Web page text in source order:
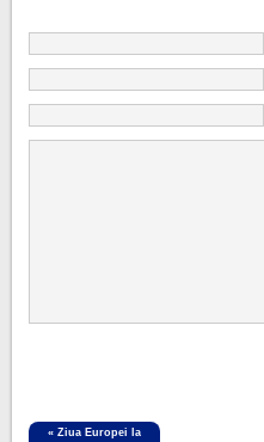
«Ziua Europei la